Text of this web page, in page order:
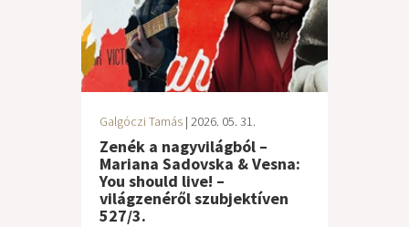
Galgóczi Tamás | 2026. 05. 31.
Zenék a nagyvilágból –
Mariana Sadovska & Vesna:
You should live! –
világzenéről szubjektíven
527/3.